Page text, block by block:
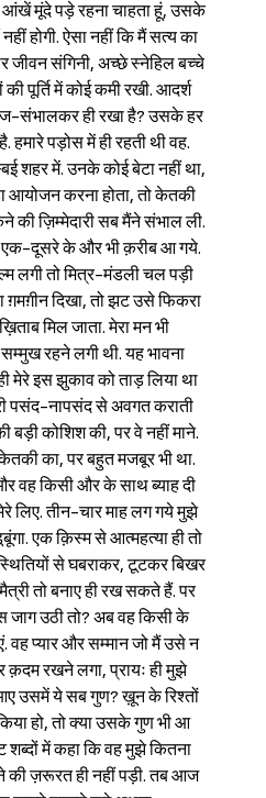
आंखें मूंदे पड़े रहना चाहता हूं, उसके
होगी. ऐसा नहीं कि मैं सत्य का
जीवन संगिनी, अच्छे स्नेहिल बच्चे
पूर्ति में कोई कमी रखी. आदर्श
संभालकर ही रखा है? उसके हर
पड़ोस में ही रहती थी वह.
शहर में. उनके कोई बेटा नहीं था,
आयोजन करना होता, तो केतकी
की ज़िम्मेदारी सब मैंने संभाल ली.
एक-दूसरे के और भी क़रीब आ गये.
लगी तो मित्र-मंडली चल पड़ी
दिखा, तो झट उसे फिकरा
मिल जाता. मेरा मन भी
रहने लगी थी. यह भावना
मेरे इस झुकाव को ताड़ लिया था
पसंद-नापसंद से अवगत कराती
बड़ी कोशिश की, पर वे नहीं माने.
का, पर बहुत मजबूर भी था.
वह किसी और के साथ ब्याह दी
लिए. तीन-चार माह लग गये मुझे
एक क़िस्म से आत्महत्या ही तो
से घबराकर, टूटकर बिखर
तो बनाए ही रख सकते हैं. पर
जाग उठी तो? अब वह किसी के
वह प्यार और सम्मान जो मैं उसे न
रखने लगा, प्रायः ही मुझे
आए उसमें ये सब गुण? ख़ून के रिश्तों
हो, तो क्या उसके गुण भी आ
शब्दों में कहा कि वह मुझे कितना
की ज़रूरत ही नहीं पड़ी. तब आज